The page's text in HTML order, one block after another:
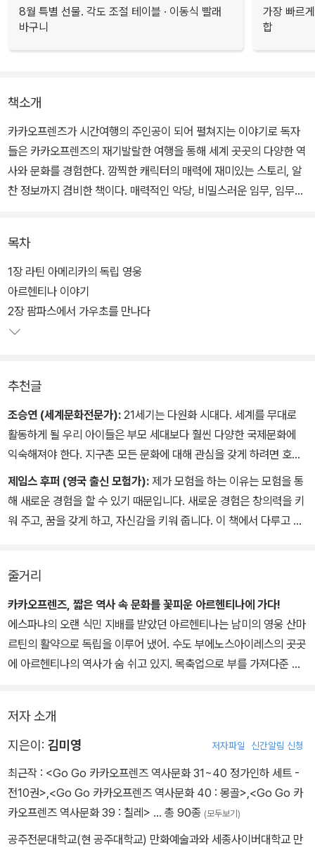
8월 특별 선물. 각도 조절 테이블 · 이동식 빨래
바구니
가장 빠르
합
책소개
카카오프렌즈가 시간여행의 주인공이 되어 펼쳐지는 이야기로 독자
들은 카카오프렌즈의 재기발랄한 여행을 통해 세계 곳곳의 다양한 역
사와 문화를 경험한다. 깜찍한 캐릭터의 매력에 재미있는 스토리, 알
찬 정보까지 겸비한 책이다. 매력적인 악당, 비밀스러운 임무, 임무를
남미에서 두 번째로 넓은 땅을 자랑하는 아르헨티나. 북부의 사막 지
대와 파타고니아의 고원, 대초원 팜파스 등 광활한 자연이 가득하다.
한때 에스파냐의 식민지였지만 라틴 아메리카의 독립을 이끈 남미의
강국이기도 하다. 다양하고 경이로운 대자연부터 짧은 역사 속 꽃피
목차
1장 라틴 아메리카의 독립 영웅
아르헨티나 이야기
2장 팜파스에서 가우초를 만나다
추천글
조승연 (세계문화전문가): 21세기는 다원화 시대다. 세계를 무대로
활동하게 될 우리 아이들은 부모 세대보다 훨씬 다양한 국제문화에
익숙해져야 한다. 지구촌 모든 문화에 대해 관심을 갖게 하려면 호기
심이 왕성한 어릴 때 세계 역사와 문화를 접하는 것이 좋다.
이 책에 등장하는 카카오프렌즈 캐릭터들은 아이들의 감정 소통을 대
신해 주는 친근한 존재들이다. 독서를 통해 이런 친구들과 함께 세계
제임스 후퍼 (영국 출신 모험가): 제가 모험을 하는 이유는 모험을 통
해 새로운 경험을 할 수 있기 때문입니다. 새로운 경험은 창의력을 키
워 주고, 꿈을 갖게 하고, 자신감을 키워 줍니다. 이 책에서 다루고 있
아무리 좋은 것도 즐겁지 않으면 하고 싶지 않잖아요. 이 책으로 아이
들은 세상에 대한 호기심과 꿈의 크기를 키울 수 있을 거예요. 그것도
즐겁게 말이지요.
줄거리
카카오프렌즈, 짧은 역사 속 문화를 꽃피운 아르헨티나에 가다!
에스파냐의 오랜 식민 지배를 받았던 아르헨티나는 남미의 영웅 산마
르틴의 활약으로 독립을 이루어 냈어. 수도 부에노스아이레스의 곳곳
에 아르헨티나의 역사가 숨 쉬고 있지. 목축업으로 부를 가져다준 드
볼까? 그럼 카카오프렌즈와 함께 아르헨티나로 Go Go!
저자 소개
지은이: 김미영 저자파일 신간알림 신청
최근작 : <Go Go 카카오프렌즈 역사문화 31~40 정가인하 세트 -
전10권>,<Go Go 카카오프렌즈 역사문화 40 : 몽골>,<Go Go 카
카오프렌즈 역사문화 39 : 칠레> … 총 90종 (모두보기)
공주전문대학교(현 공주대학교) 만화예술과와 세종사이버대학교 만